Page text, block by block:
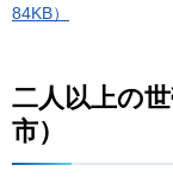
84KB）
二人以上の
市）